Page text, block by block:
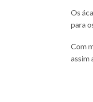
Os
para
Com
assim